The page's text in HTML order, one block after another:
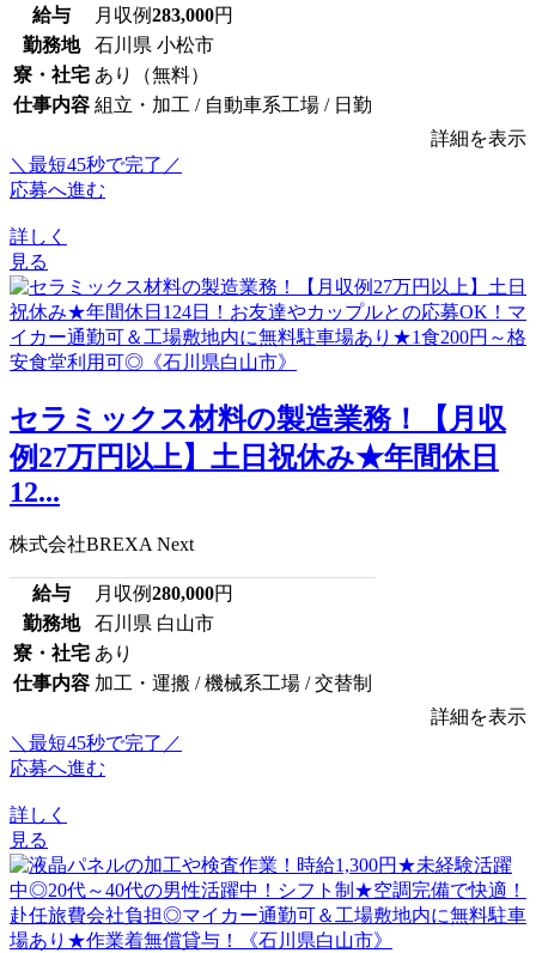
給与 月収例283,000円
勤務地
石川県 小松市
寮・社宅 あり（無料）
仕事内容 組立・加工 / 自動車系工場 / 日勤
詳細を表示
＼最短45秒で完了／
応募へ進む
詳しく
見る
セラミックス材料の製造業務！【月収
例27万円以上】土日祝休み★年間休日
12...
株式会社BREXA Next
給与 月収例280,000円
勤務地
石川県 白山市
寮・社宅 あり
仕事内容 加工・運搬 / 機械系工場 / 交替制
詳細を表示
＼最短45秒で完了／
応募へ進む
詳しく
見る